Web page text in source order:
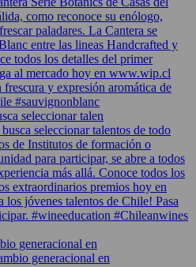
seleccionar talen
generacional en